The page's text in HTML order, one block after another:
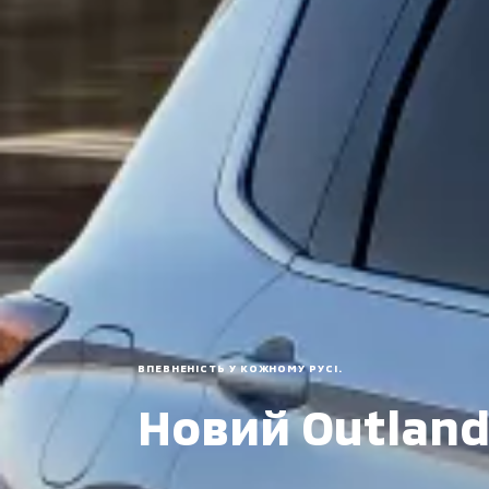
ВПЕВНЕНІСТЬ У КОЖНОМУ РУСІ.
Новий